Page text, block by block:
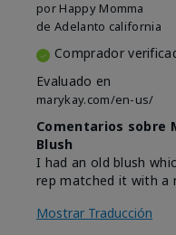
por Happy Momma
de Adelanto california
Comprador
Evaluado en
marykay.com/en-us/
Comentarios sobre
Blush
I had an old blush
rep matched it with a
Mostrar Traducción